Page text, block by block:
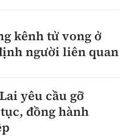
kênh tử vong ở
người liên quan
yêu cầu gỡ
đồng hành